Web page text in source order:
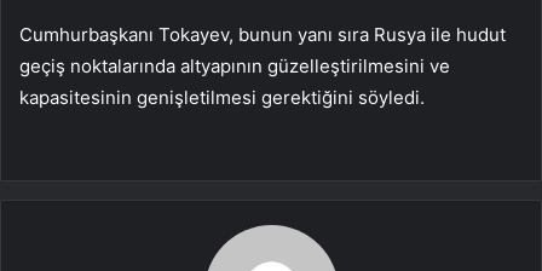
Cumhurbaşkanı Tokayev, bunun yanı sıra Rusya ile hudut
geçiş noktalarında altyapının güzelleştirilmesini ve
kapasitesinin genişletilmesi gerektiğini söyledi.